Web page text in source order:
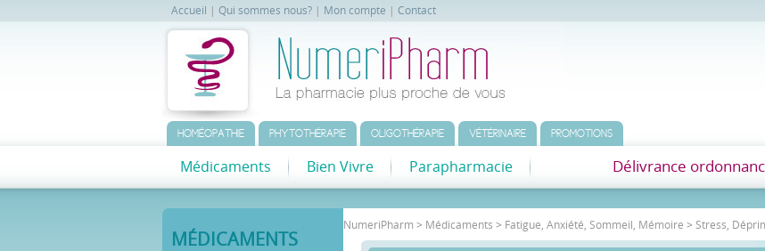
Accueil Qui sommes nous? Mon compte Contact
HOMÉOPATHIE PHYTOTHÉRAPIE OLIGOTHÉRAPIE VÉTÉRINAIRE PROMOTIONS
Médicaments Bien Vivre Parapharmacie Délivrance
MÉDICAMENTS
NumeriPharm > Médicaments > Fatigue, Anxiété, Sommeil, Mémoire > Stress,